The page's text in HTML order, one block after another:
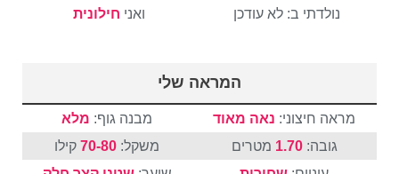
נולדתי ב: לא עודכן
ואני חילונית
המראה שלי
מראה חיצוני: נאה מאוד מבנה גוף: מלא
גובה:1.70 מטרים משקל: 70-80 קילו